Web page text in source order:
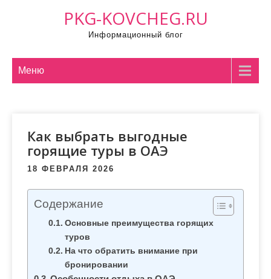
PKG-KOVCHEG.RU
Информационный блог
Меню
Как выбрать выгодные
горящие туры в ОАЭ
18 ФЕВРАЛЯ 2026
Содержание
Основные преимущества горящих
туров
На что обратить внимание при
бронировании